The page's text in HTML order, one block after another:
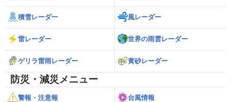
積雪レーダー 風レーダー
雷レーダー 世界の雨雲レーダー
ゲリラ雷雨レーダー 黄砂レーダー
防災・減災メニュー
警報・注意報 台風情報